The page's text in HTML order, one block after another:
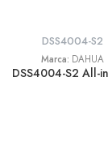
DSS4004-S2
Marca: DAHUA
DSS4004-S2 All-